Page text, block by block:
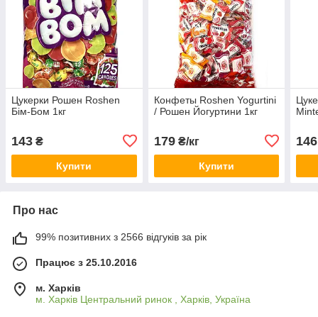
Цукерки Рошен Roshen
Бім-Бом 1кг
143 ₴
Купити
Конфеты Roshen Yogurtini
/ Рошен Йогуртини 1кг
179₴/кг
Купити
146
Про нас
99% позитивних з 2566 відгуків за рік
Працює з 25.10.2016
м. Харків
м. Харків Центральний ринок , Харків, Україна